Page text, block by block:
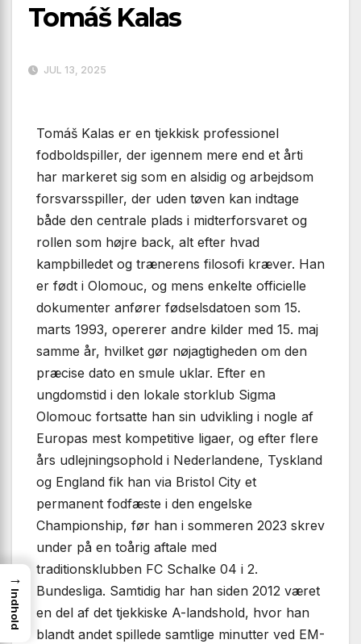
Tomáš Kalas
JUL 13, 2025
Tomáš Kalas er en tjekkisk professionel
fodboldspiller, der igennem mere end et årti
har markeret sig som en alsidig og arbejdsom
forsvarsspiller, der uden tøven kan indtage
både den centrale plads i midterforsvaret og
rollen som højre back, alt efter hvad
kampbilledet og trænerens filosofi kræver. Han
er født i Olomouc, og mens enkelte officielle
dokumenter anfører fødselsdatoen som 15.
marts 1993, opererer andre kilder med 15. maj
samme år, hvilket gør nøjagtigheden om den
præcise dato en smule uklar. Efter en
ungdomstid i den lokale storklub Sigma
Olomouc fortsatte han sin udvikling i nogle af
Europas mest kompetitive ligaer, og efter flere
års udlejningsophold i Nederlandene, Tyskland
og England fik han via Bristol City et
permanent fodfæste i den engelske
Championship, før han i sommeren 2023 skrev
under på en toårig aftale med
traditionsklubben FC Schalke 04 i 2.
Bundesliga. Samtidig har han siden 2012 været
en del af det tjekkiske A-landshold, hvor han
blandt andet spillede samtlige minutter ved EM-
→
Indhold